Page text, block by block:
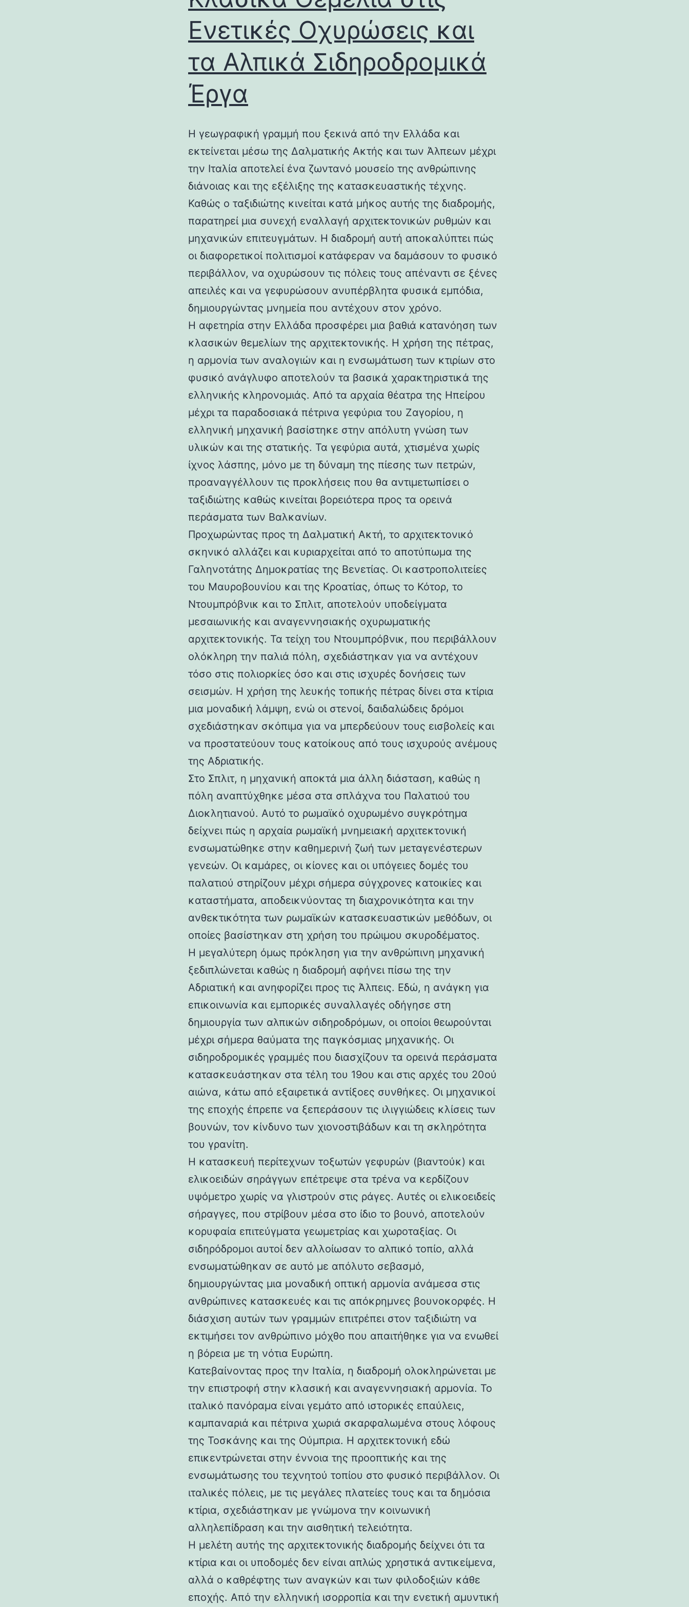
Ενετικές Οχυρώσεις και
τα Αλπικά Σιδηροδρομικά
Έργα
Η γεωγραφική γραμμή που ξεκινά από την Ελλάδα και
εκτείνεται μέσω της Δαλματικής Ακτής και των Άλπεων μέχρι
την Ιταλία αποτελεί ένα ζωντανό μουσείο της ανθρώπινης
διάνοιας και της εξέλιξης της κατασκευαστικής τέχνης.
Καθώς ο ταξιδιώτης κινείται κατά μήκος αυτής της διαδρομής,
παρατηρεί μια συνεχή εναλλαγή αρχιτεκτονικών ρυθμών και
μηχανικών επιτευγμάτων. Η διαδρομή αυτή αποκαλύπτει πώς
οι διαφορετικοί πολιτισμοί κατάφεραν να δαμάσουν το φυσικό
περιβάλλον, να οχυρώσουν τις πόλεις τους απέναντι σε ξένες
απειλές και να γεφυρώσουν ανυπέρβλητα φυσικά εμπόδια,
δημιουργώντας μνημεία που αντέχουν στον χρόνο.
Η αφετηρία στην Ελλάδα προσφέρει μια βαθιά κατανόηση των
κλασικών θεμελίων της αρχιτεκτονικής. Η χρήση της πέτρας,
η αρμονία των αναλογιών και η ενσωμάτωση των κτιρίων στο
φυσικό ανάγλυφο αποτελούν τα βασικά χαρακτηριστικά της
ελληνικής κληρονομιάς. Από τα αρχαία θέατρα της Ηπείρου
μέχρι τα παραδοσιακά πέτρινα γεφύρια του Ζαγορίου, η
ελληνική μηχανική βασίστηκε στην απόλυτη γνώση των
υλικών και της στατικής. Τα γεφύρια αυτά, χτισμένα χωρίς
ίχνος λάσπης, μόνο με τη δύναμη της πίεσης των πετρών,
προαναγγέλλουν τις προκλήσεις που θα αντιμετωπίσει ο
ταξιδιώτης καθώς κινείται βορειότερα προς τα ορεινά
περάσματα των Βαλκανίων.
Προχωρώντας προς τη Δαλματική Ακτή, το αρχιτεκτονικό
σκηνικό αλλάζει και κυριαρχείται από το αποτύπωμα της
Γαληνοτάτης Δημοκρατίας της Βενετίας. Οι καστροπολιτείες
του Μαυροβουνίου και της Κροατίας, όπως το Κότορ, το
Ντουμπρόβνικ και το Σπλιτ, αποτελούν υποδείγματα
μεσαιωνικής και αναγεννησιακής οχυρωματικής
αρχιτεκτονικής. Τα τείχη του Ντουμπρόβνικ, που περιβάλλουν
ολόκληρη την παλιά πόλη, σχεδιάστηκαν για να αντέχουν
τόσο στις πολιορκίες όσο και στις ισχυρές δονήσεις των
σεισμών. Η χρήση της λευκής τοπικής πέτρας δίνει στα κτίρια
μια μοναδική λάμψη, ενώ οι στενοί, δαιδαλώδεις δρόμοι
σχεδιάστηκαν σκόπιμα για να μπερδεύουν τους εισβολείς και
να προστατεύουν τους κατοίκους από τους ισχυρούς ανέμους
της Αδριατικής.
Στο Σπλιτ, η μηχανική αποκτά μια άλλη διάσταση, καθώς η
πόλη αναπτύχθηκε μέσα στα σπλάχνα του Παλατιού του
Διοκλητιανού. Αυτό το ρωμαϊκό οχυρωμένο συγκρότημα
δείχνει πώς η αρχαία ρωμαϊκή μνημειακή αρχιτεκτονική
ενσωματώθηκε στην καθημερινή ζωή των μεταγενέστερων
γενεών. Οι καμάρες, οι κίονες και οι υπόγειες δομές του
παλατιού στηρίζουν μέχρι σήμερα σύγχρονες κατοικίες και
καταστήματα, αποδεικνύοντας τη διαχρονικότητα και την
ανθεκτικότητα των ρωμαϊκών κατασκευαστικών μεθόδων, οι
οποίες βασίστηκαν στη χρήση του πρώιμου σκυροδέματος.
Η μεγαλύτερη όμως πρόκληση για την ανθρώπινη μηχανική
ξεδιπλώνεται καθώς η διαδρομή αφήνει πίσω της την
Αδριατική και ανηφορίζει προς τις Άλπεις. Εδώ, η ανάγκη για
επικοινωνία και εμπορικές συναλλαγές οδήγησε στη
δημιουργία των αλπικών σιδηροδρόμων, οι οποίοι θεωρούνται
μέχρι σήμερα θαύματα της παγκόσμιας μηχανικής. Οι
σιδηροδρομικές γραμμές που διασχίζουν τα ορεινά περάσματα
κατασκευάστηκαν στα τέλη του 19ου και στις αρχές του 20ού
αιώνα, κάτω από εξαιρετικά αντίξοες συνθήκες. Οι μηχανικοί
της εποχής έπρεπε να ξεπεράσουν τις ιλιγγιώδεις κλίσεις των
βουνών, τον κίνδυνο των χιονοστιβάδων και τη σκληρότητα
του γρανίτη.
Η κατασκευή περίτεχνων τοξωτών γεφυρών (βιαντούκ) και
ελικοειδών σηράγγων επέτρεψε στα τρένα να κερδίζουν
υψόμετρο χωρίς να γλιστρούν στις ράγες. Αυτές οι ελικοειδείς
σήραγγες, που στρίβουν μέσα στο ίδιο το βουνό, αποτελούν
κορυφαία επιτεύγματα γεωμετρίας και χωροταξίας. Οι
σιδηρόδρομοι αυτοί δεν αλλοίωσαν το αλπικό τοπίο, αλλά
ενσωματώθηκαν σε αυτό με απόλυτο σεβασμό,
δημιουργώντας μια μοναδική οπτική αρμονία ανάμεσα στις
ανθρώπινες κατασκευές και τις απόκρημνες βουνοκορφές. Η
διάσχιση αυτών των γραμμών επιτρέπει στον ταξιδιώτη να
εκτιμήσει τον ανθρώπινο μόχθο που απαιτήθηκε για να ενωθεί
η βόρεια με τη νότια Ευρώπη.
Κατεβαίνοντας προς την Ιταλία, η διαδρομή ολοκληρώνεται με
την επιστροφή στην κλασική και αναγεννησιακή αρμονία. Το
ιταλικό πανόραμα είναι γεμάτο από ιστορικές επαύλεις,
καμπαναριά και πέτρινα χωριά σκαρφαλωμένα στους λόφους
της Τοσκάνης και της Ούμπρια. Η αρχιτεκτονική εδώ
επικεντρώνεται στην έννοια της προοπτικής και της
ενσωμάτωσης του τεχνητού τοπίου στο φυσικό περιβάλλον. Οι
ιταλικές πόλεις, με τις μεγάλες πλατείες τους και τα δημόσια
κτίρια, σχεδιάστηκαν με γνώμονα την κοινωνική
αλληλεπίδραση και την αισθητική τελειότητα.
Η μελέτη αυτής της αρχιτεκτονικής διαδρομής δείχνει ότι τα
κτίρια και οι υποδομές δεν είναι απλώς χρηστικά αντικείμενα,
αλλά ο καθρέφτης των αναγκών και των φιλοδοξιών κάθε
εποχής. Από την ελληνική ισορροπία και την ενετική αμυντική